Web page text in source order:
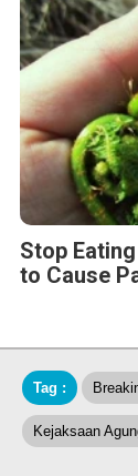
Stop
to Cause
Tag :
Kejaksaan